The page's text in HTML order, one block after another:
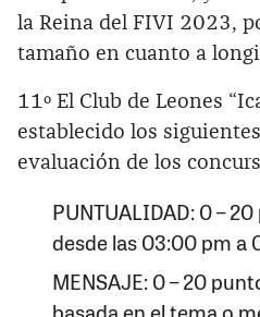
la Reina del FIVI 2023,
tamaño en cuanto a
11º El Club de Leones
establecido los
evaluación de los
PUNTUALIDAD: 0 –
desde las 03:00 pm a
MENSAJE: 0 – 20